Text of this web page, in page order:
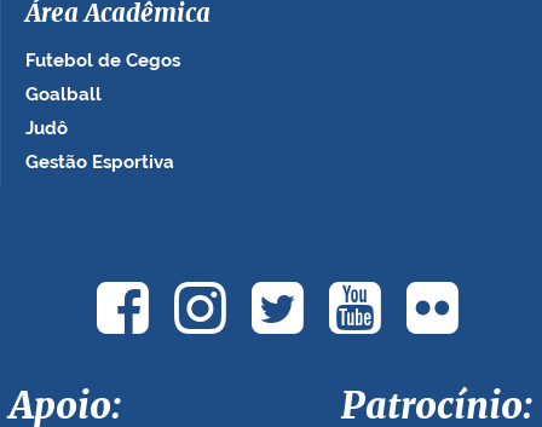
Área Acadêmica
Futebol de Cegos
Goalball
Judô
Gestão Esportiva
Apoio: Patrocínio: